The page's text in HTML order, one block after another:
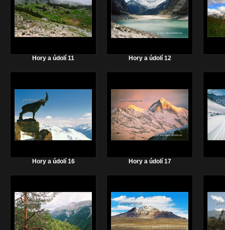
Hory a údolí 11 Hory a údolí 12
Hory a údolí 16 Hory a údolí 17